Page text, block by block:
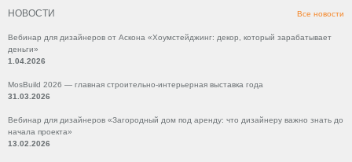
НОВОСТИ Все новости
Вебинар для дизайнеров от Аскона «Хоумстейджинг: декор, который зарабатывает
деньги»
1.04.2026
MosBuild 2026 — главная строительно-интерьерная выставка года
31.03.2026
Вебинар для дизайнеров «Загородный дом под аренду: что дизайнеру важно знать до
начала проекта»
13.02.2026